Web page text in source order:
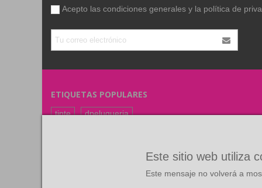
Acepto las condiciones generales y la política de
ETIQUETAS POPULARES
tinte
dpeluqueria
Este sitio web utiliza
Este mensaje no volverá a